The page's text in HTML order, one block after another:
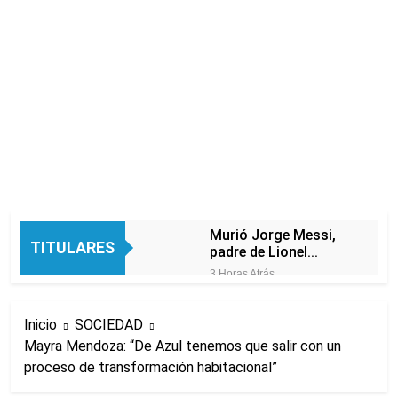
TITULARES
Murió Jorge Messi,
padre de Lionel
Messi, a los 68 años
3 Horas Atrás
abuso sexual
La CGT y las dos
CTA profundizan su
Inicio
SOCIEDAD
Mayra Mendoza: “De Azul tenemos que salir con un
proceso de transformación habitacional”